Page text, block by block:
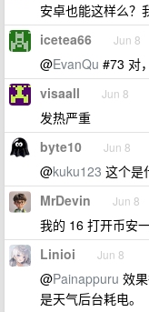
安卓也能这样么？
icetea66 Jun 8
@EvanQu #73 对
visaall Jun 8
发热严重
byte10 Jun 8
@kuku123 这个是
MrDevin Jun 8
我的 16 打开币安
Linioi Jun 8
@Painappuru 效
是天气后台耗电。